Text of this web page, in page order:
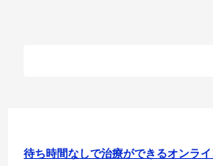
待ち時間なしで治療ができるオンラ